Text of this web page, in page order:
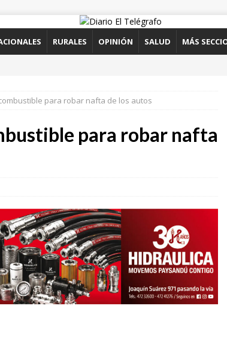
RURALES OPINIÓN SALUD MÁS
para robar nafta de los autos
para robar nafta